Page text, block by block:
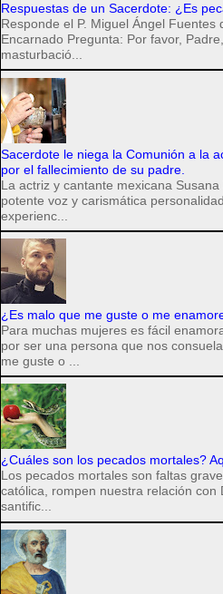
Respuestas de un Sacerdote: ¿Es
Responde el P. Miguel Ángel Fuentes
Encarnado Pregunta: Por favor,
masturbació...
Sacerdote le niega la Comunión a la
por el fallecimiento de su padre.
La actriz y cantante mexicana
potente voz y carismática
experienc...
¿Es malo que me guste o me
Para muchas mujeres es fácil
por ser una persona que nos
me guste o ...
¿Cuáles son los pecados mortales?
Los pecados mortales son faltas
católica, rompen nuestra relación con
santific...